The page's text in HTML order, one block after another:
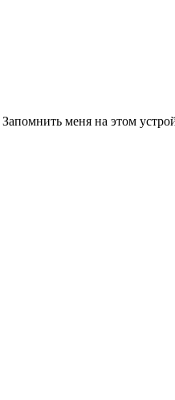
Запомнить меня на этом